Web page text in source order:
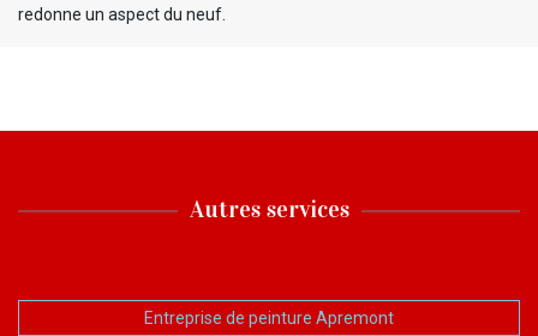
redonne un aspect du neuf.
Autres services
Entreprise de peinture Apremont